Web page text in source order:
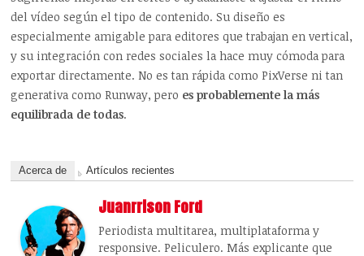
del vídeo según el tipo de contenido. Su diseño es
especialmente amigable para editores que trabajan en vertical,
y su integración con redes sociales la hace muy cómoda para
exportar directamente. No es tan rápida como PixVerse ni tan
generativa como Runway, pero es probablemente la más
equilibrada de todas.
Acerca de Artículos recientes
Juanrrison Ford
Periodista multitarea, multiplataforma y
responsive. Peliculero. Más explicante que